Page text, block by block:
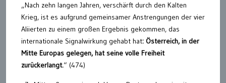
„Nach zehn langen Jahren, verschärft durch den Kalten
Krieg, ist es aufgrund gemeinsamer Anstrengungen der vier
Aliierten zu einem großen Ergebnis gekommen, das
internationale Signalwirkung gehabt hat: Österreich, in der
Mitte Europas gelegen, hat seine volle Freiheit
zurückerlangt.“ (474)